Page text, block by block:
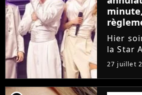
passé
Hier
la Star
trois
27 juillet